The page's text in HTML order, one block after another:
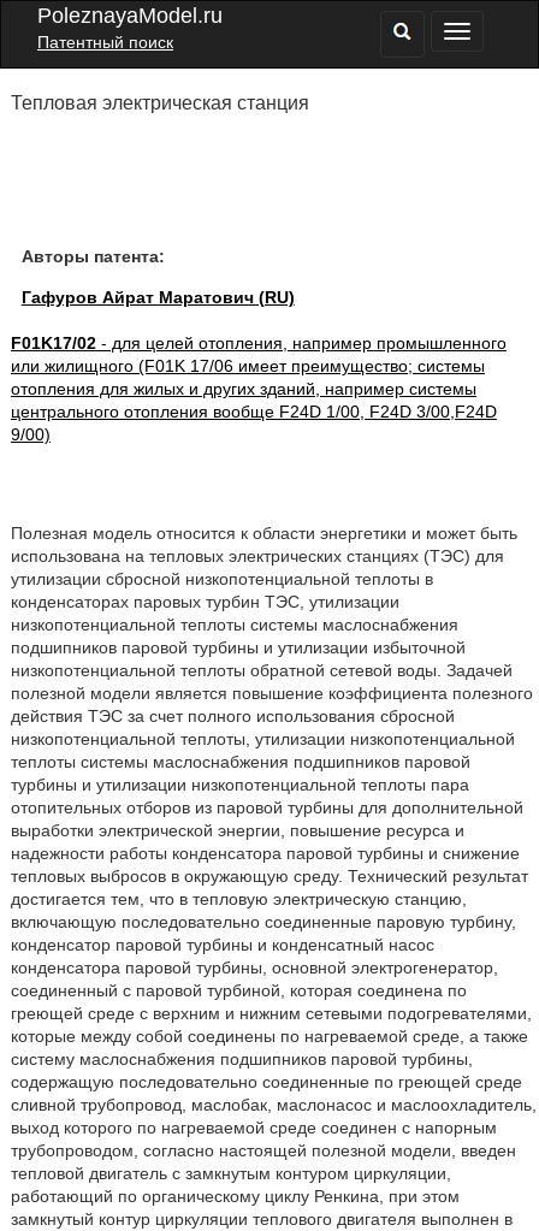
PoleznayaModel.ru
Патентный поиск
Тепловая электрическая станция
Авторы патента:
Гафуров Айрат Маратович (RU)
F01K17/02- для целей отопления, например промышленного
или жилищного (F01K 17/06 имеет преимущество; системы
отопления для жилых и других зданий, например системы
центрального отопления вообще F24D 1/00, F24D 3/00,F24D
9/00)
Полезная модель относится к области энергетики и может быть
использована на тепловых электрических станциях (ТЭС) для
утилизации сбросной низкопотенциальной теплоты в
конденсаторах паровых турбин ТЭС, утилизации
низкопотенциальной теплоты системы маслоснабжения
подшипников паровой турбины и утилизации избыточной
низкопотенциальной теплоты обратной сетевой воды. Задачей
полезной модели является повышение коэффициента полезного
действия ТЭС за счет полного использования сбросной
низкопотенциальной теплоты, утилизации низкопотенциальной
теплоты системы маслоснабжения подшипников паровой
турбины и утилизации низкопотенциальной теплоты пара
отопительных отборов из паровой турбины для дополнительной
выработки электрической энергии, повышение ресурса и
надежности работы конденсатора паровой турбины и снижение
тепловых выбросов в окружающую среду. Технический результат
достигается тем, что в тепловую электрическую станцию,
включающую последовательно соединенные паровую турбину,
конденсатор паровой турбины и конденсатный насос
конденсатора паровой турбины, основной электрогенератор,
соединенный с паровой турбиной, которая соединена по
греющей среде с верхним и нижним сетевыми подогревателями,
которые между собой соединены по нагреваемой среде, а также
систему маслоснабжения подшипников паровой турбины,
содержащую последовательно соединенные по греющей среде
сливной трубопровод, маслобак, маслонасос и маслоохладитель,
выход которого по нагреваемой среде соединен с напорным
трубопроводом, согласно настоящей полезной модели, введен
тепловой двигатель с замкнутым контуром циркуляции,
работающий по органическому циклу Ренкина, при этом
замкнутый контур циркуляции теплового двигателя выполнен в